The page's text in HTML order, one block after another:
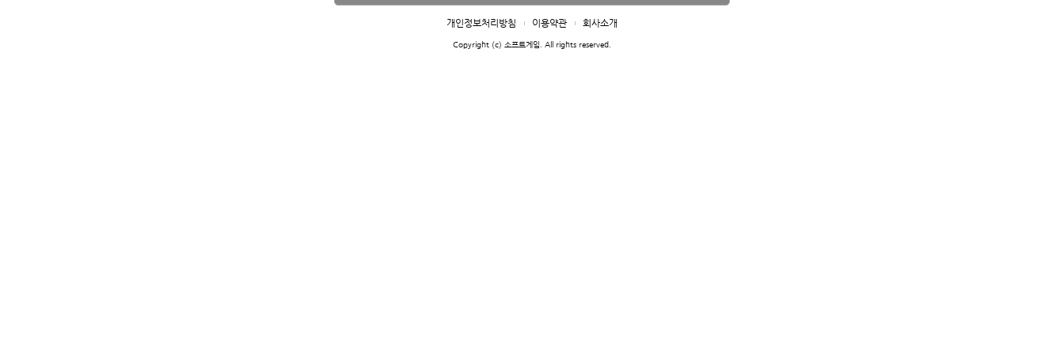
개인정보처리방침 이용약관 회사소개
Copyright (c) 소프트게임. All rights reserved.